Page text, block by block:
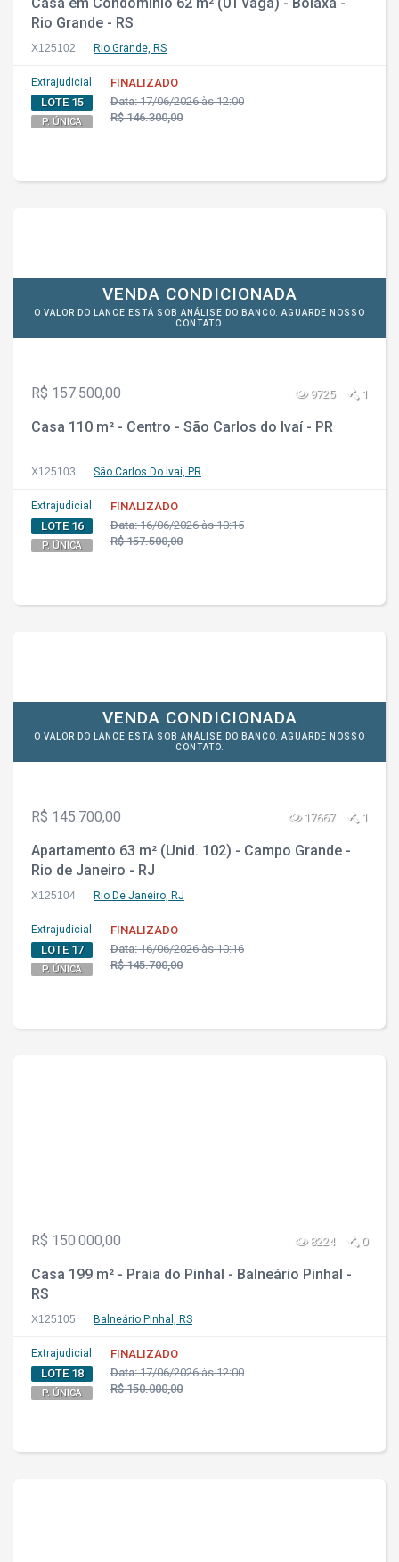
Rio Grande - RS
X125102 Rio Grande, RS
Extrajudicial
LOTE 15
P. ÚNICA
FINALIZADO
Data:17/06/2026 às 12:00
R$ 146.300,00
VENDA CONDICIONADA
O VALOR DO LANCE ESTÁ SOB ANÁLISE DO BANCO. AGUARDE NOSSO
CONTATO.
R$ 157.500,00 9725 1
Casa 110 m² - Centro - São Carlos do Ivaí - PR
X125103 São Carlos Do Ivaí, PR
Extrajudicial
LOTE 16
P. ÚNICA
FINALIZADO
Data:16/06/2026 às 10:15
R$ 157.500,00
VENDA CONDICIONADA
O VALOR DO LANCE ESTÁ SOB ANÁLISE DO BANCO. AGUARDE NOSSO
CONTATO.
R$ 145.700,00 17667 1
Apartamento 63 m² (Unid. 102) - Campo Grande -
Rio de Janeiro - RJ
X125104 Rio De Janeiro, RJ
Extrajudicial
LOTE 17
P. ÚNICA
FINALIZADO
Data:16/06/2026 às 10:16
R$ 145.700,00
R$ 150.000,00 8224 0
Casa 199 m² - Praia do Pinhal - Balneário Pinhal -
RS
X125105 Balneário Pinhal, RS
Extrajudicial
LOTE 18
P. ÚNICA
FINALIZADO
Data:17/06/2026 às 12:00
R$ 150.000,00